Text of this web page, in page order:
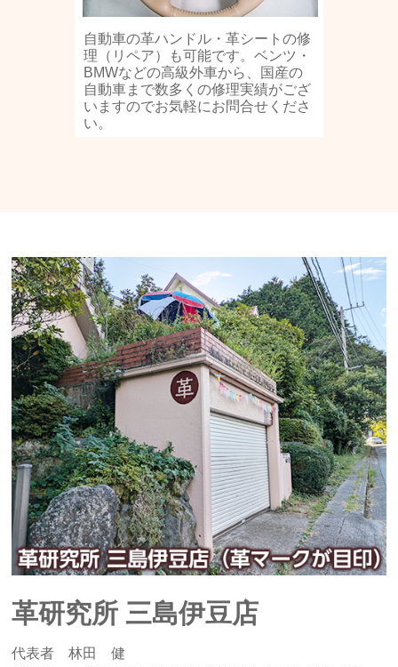
自動車の革ハンドル・革シートの修
理（リペア）も可能です。ベンツ・
BMWなどの高級外車から、国産の
自動車まで数多くの修理実績がござ
いますのでお気軽にお問合せくださ
い。
革研究所 三島伊豆店
代表者 林田 健